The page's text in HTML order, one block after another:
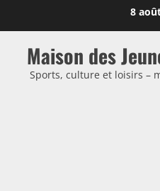
au
contenu
8
Maison des
Sports, culture et loisirs –